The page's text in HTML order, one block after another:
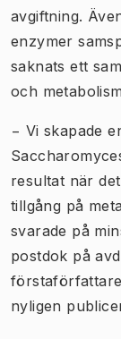
avgiftning.
enzymer
saknats ett
och
− Vi skapade
resultat när
tillgång på
svarade på
postdok på
nyligen